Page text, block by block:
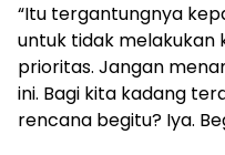
“Itu tergantungnya
untuk tidak melakukan
prioritas. Jangan
ini. Bagi kita kadang
rencana begitu? Iya.